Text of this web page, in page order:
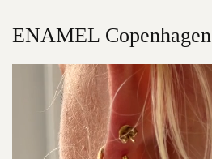
ENAMEL Copenhagen